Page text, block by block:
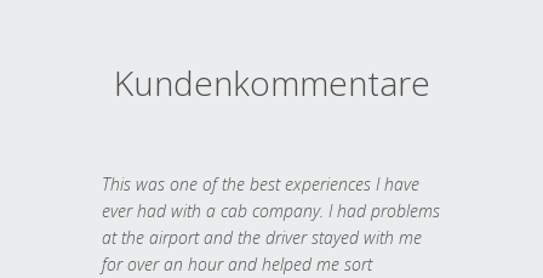
Kundenkommentare
This was one of the best experiences I have
ever had with a cab company. I had problems
at the airport and the driver stayed with me
for over an hour and helped me sort